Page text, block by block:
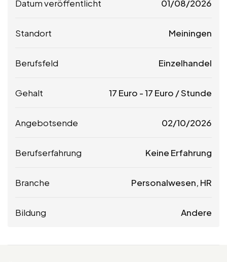
Datum veröffentlicht 01/08/2026
Standort Meiningen
Berufsfeld Einzelhandel
Gehalt 17 Euro -17 Euro / Stunde
Angebotsende 02/10/2026
Berufserfahrung Keine Erfahrung
Branche Personalwesen, HR
Bildung Andere